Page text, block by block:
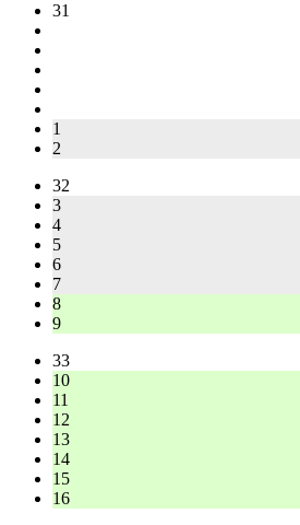
31
1
2
32
3
4
5
6
7
8
9
33
10
11
12
13
14
15
16